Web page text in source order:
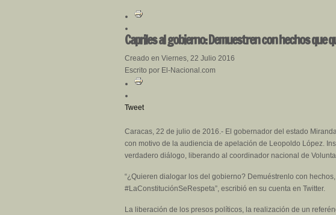
Capriles al gobierno: Demuestren con hechos que
Creado en Viernes, 22 Julio 2016
Escrito por El-Nacional.com
Tweet
Caracas, 22 de julio de 2016.- El gobernador del estado
con motivo de la audiencia de apelación de Leopoldo López.
verdadero diálogo, liberando al coordinador nacional de
“¿Quieren dialogar los del gobierno? Demuéstrenlo con
#LaConstituciónSeRespeta”, escribió en su cuenta en Twitter.
La liberación de los presos políticos, la realización de un